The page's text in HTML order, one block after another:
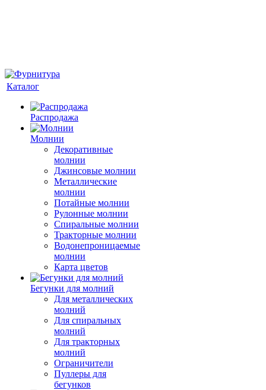
Каталог
Распродажа
Молнии
Декоративные
молнии
Джинсовые молнии
Металлические
молнии
Потайные молнии
Рулонные молнии
Спиральные молнии
Тракторные молнии
Водонепроницаемые
молнии
Карта цветов
Бегунки для молний
Для металлических
молний
Для спиральных
молний
Для тракторных
молний
Ограничители
Пуллеры для
бегунков